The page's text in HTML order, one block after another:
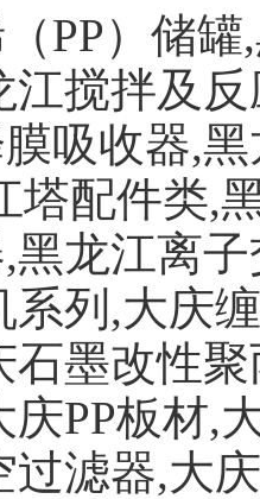
PP）储
江搅拌及
吸收器,
塔配件类,
龙江离
系列,大庆
石墨改性
庆PP板材,
过滤器,大